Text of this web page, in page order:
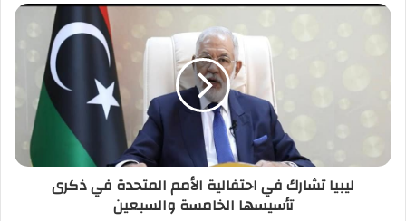
د
ر
ليبيا تشارك في احتفالية الأمم المتحدة في ذكرى
تأسيسها الخامسة والسبعين